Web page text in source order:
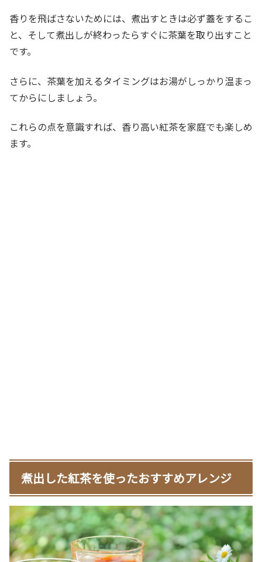
香りを飛ばさないためには、煮出すときは必ず蓋をするこ
と、そして煮出しが終わったらすぐに茶葉を取り出すこと
です。
さらに、茶葉を加えるタイミングはお湯がしっかり温まっ
てからにしましょう。
これらの点を意識すれば、香り高い紅茶を家庭でも楽しめ
ます。
煮出した紅茶を使ったおすすめアレンジ